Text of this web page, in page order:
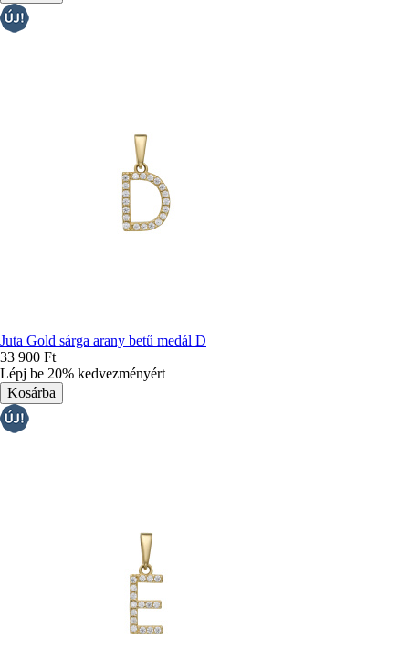
Juta Gold sárga arany betű medál D
33 900 Ft
Lépj be 20% kedvezményért